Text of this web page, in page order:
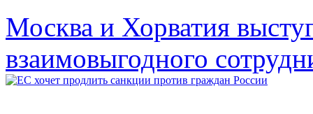
Москва и Хорватия
взаимовыгодного